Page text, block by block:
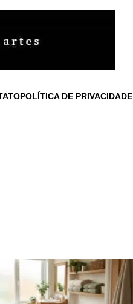
POLÍTICA DE PRIVACIDADE